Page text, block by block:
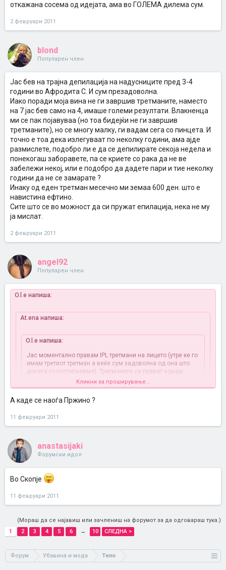
откажана сосема од идејата, ама во ГОЛЕМА дилема сум.
2 февруари 2011
blond
Популарен член
Јас бев на трајна депилација на надусниците пред 3-4
години во Афродита С. И сум презадоволна.
Иако поради моја вина не ги завршив третманите, наместо
на 7 јас бев само на 4, имаше големи резултати. Влакненца
ми се пак појавуваа (но тоа бидејќи не ги завршив
третманите), но се многу малку, ги вадам сега со пинцета. И
точно е тоа дека излегуваат по неколку години, ама ајде
размислете, подобро ли е да се депилирате секоја недела и
понекогаш заборавете, па се криете со рака да не ве
забележи некој, или е подобро да дадете пари и тие неколку
години да не се замарате ?
Инаку од еден третман месечно ми земаа 600 ден. што е
навистина ефтино.
Сите што се во можност да си пружат епилација, нека не му
ја мислат.
2 февруари 2011
angel92
Популарен член
O.l.e напиша:
At.ena напиша:
O.l.e напиша:
Јас моментално правам IPL третмани на лицето (утре ке го
имам третиот третман а веќе сум задоволна од она што
досега го постигнавме). Третманите се прават еднаш
Влаканата нема потреба да се бричат, јас до сега никогаш
не сум ги избричила ниту побарале од мене да го
направам тоа.
јас еднаш кога прашував во еден салон ми рекоа мора да
бидат избричени влакната.
Кликни за проширување...
Кликни за проширување...
А каде се наоѓа Пржино ?
11 февруари 2011
anastasijaki
Форумски идол
Во Скопје
11 февруари 2011
(Мораш да се најавиш или зачлениш на форумот за да одговараш тука.)
1
2 3 4 5 6 → 10 СЛЕДНА >
Форум Убавина и мода Тело